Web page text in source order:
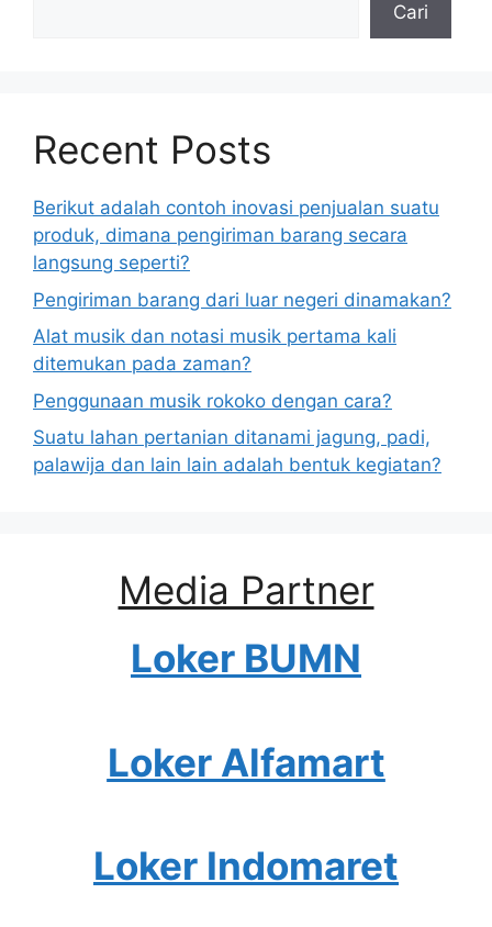
Cari
Recent Posts
Berikut adalah contoh inovasi penjualan suatu
produk, dimana pengiriman barang secara
langsung seperti?
Pengiriman barang dari luar negeri dinamakan?
Alat musik dan notasi musik pertama kali
ditemukan pada zaman?
Penggunaan musik rokoko dengan cara?
Suatu lahan pertanian ditanami jagung, padi,
palawija dan lain lain adalah bentuk kegiatan?
Media Partner
Loker BUMN
Loker Alfamart
Loker Indomaret